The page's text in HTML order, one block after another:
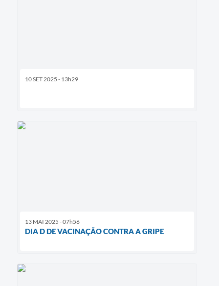
10 SET 2025 - 13h29
13 MAI 2025 - 07h56
DIA D DE VACINAÇÃO CONTRA A GRIPE